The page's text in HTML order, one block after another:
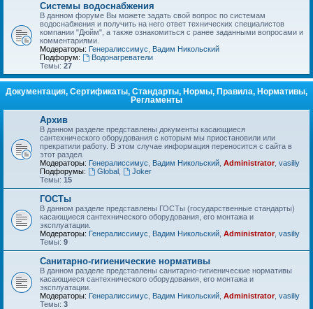
Системы водоснабжения
В данном форуме Вы можете задать свой вопрос по системам
водоснабжения и получить на него ответ технических специалистов
компании "Дюйм", а также ознакомиться с ранее заданными вопросами и
комментариями.
Модераторы: Генералиссимус
Вадим Никольский
Подфорум:
Водонагреватели
Темы: 27
Документация, Сертификаты, Стандарты, Нормы, Правила, Нормативы,
Регламенты
Архив
В данном разделе представлены документы касающиеся
сантехнического оборудования с которым мы приостановили или
прекратили работу. В этом случае информация переносится с сайта в
этот раздел.
Модераторы: Генералиссимус Вадим Никольский Administrator, vasiliy
Подфорумы:
Global,
Joker
Темы: 15
ГОСТы
В данном разделе представлены ГОСТы (государственные стандарты)
касающиеся сантехнического оборудования, его монтажа и
эксплуатации.
Модераторы: Генералиссимус Вадим Никольский Administrator, vasiliy
Темы: 9
Санитарно-гигиенические нормативы
В данном разделе представлены санитарно-гигиенические нормативы
касающиеся сантехнического оборудования, его монтажа и
эксплуатации.
Модераторы: Генералиссимус Вадим Никольский Administrator, vasiliy
Темы: 3